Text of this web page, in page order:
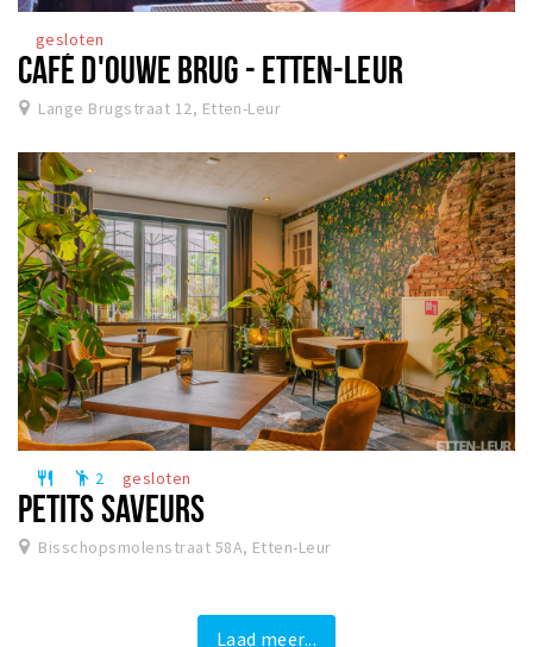
gesloten
CAFÉ D'OUWE BRUG - ETTEN-LEUR
Lange Brugstraat 12, Etten-Leur
restaurant emoji_people 2 gesloten
PETITS SAVEURS
Bisschopsmolenstraat 58A, Etten-Leur
Laad meer...